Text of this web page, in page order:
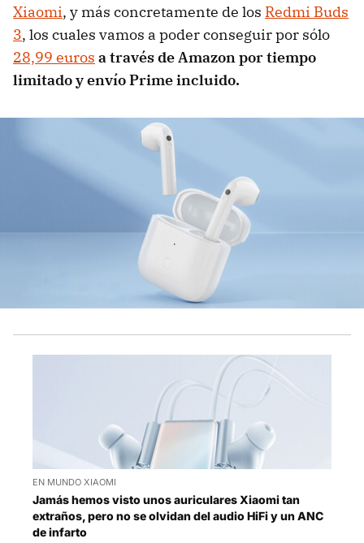
Xiaomi, y más concretamente de los Redmi Buds
3, los cuales vamos a poder conseguir por sólo
28,99 euros a través de Amazon por tiempo
limitado y envío Prime incluido.
EN MUNDO XIAOMI
Jamás hemos visto unos auriculares Xiaomi tan
extraños, pero no se olvidan del audio HiFi y un ANC
de infarto